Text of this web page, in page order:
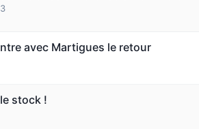
avec Martigues le retour
stock !